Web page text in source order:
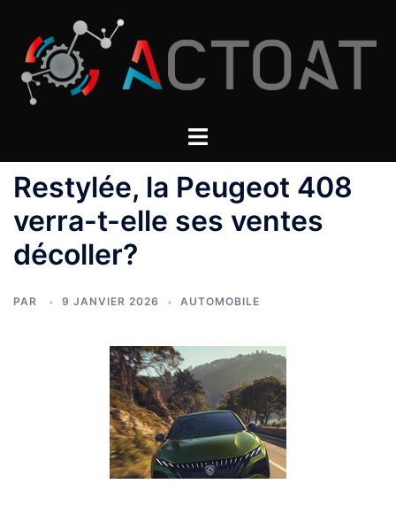
contenu
Restylée, la Peugeot 408
verra-t-elle ses ventes
décoller?
PAR 9 JANVIER 2026 AUTOMOBILE